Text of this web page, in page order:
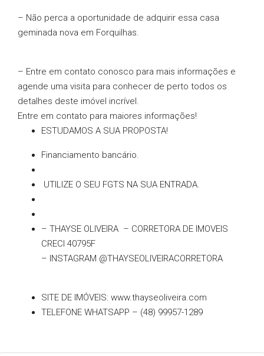
– Não perca a oportunidade de adquirir essa casa
geminada nova em Forquilhas.
– Entre em contato conosco para mais informações e
agende uma visita para conhecer de perto todos os
detalhes deste imóvel incrível.
Entre em contato para maiores informações!
ESTUDAMOS A SUA PROPOSTA!
Financiamento bancário.
UTILIZE O SEU FGTS NA SUA ENTRADA.
– THAYSE OLIVEIRA – CORRETORA DE IMOVEIS
CRECI 40795F
– INSTAGRAM @THAYSEOLIVEIRACORRETORA
SITE DE IMÓVEIS: www.thayseoliveira.com
TELEFONE WHATSAPP – (48) 99957-1289